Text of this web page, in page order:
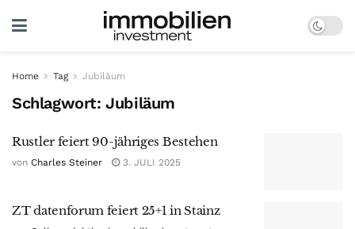
Home Tag Jubiläum
Schlagwort:Jubiläum
Rustler feiert 90-jähriges Bestehen
von Charles Steiner 3. JULI 2025
ZT datenforum feiert 25+1 in Stainz